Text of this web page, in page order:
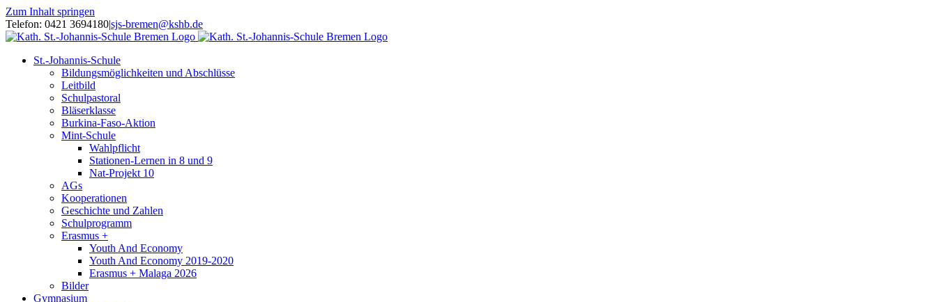
Zum Inhalt springen
Telefon: 0421 3694180|sjs-bremen@kshb.de
St.-Johannis-Schule
Bildungsmöglichkeiten und Abschlüsse
Leitbild
Schulpastoral
Bläserklasse
Burkina-Faso-Aktion
Mint-Schule
Wahlpflicht
Stationen-Lernen in 8 und 9
Nat-Projekt 10
AGs
Kooperationen
Geschichte und Zahlen
Schulprogramm
Erasmus +
Youth And Economy
Youth And Economy 2019-2020
Erasmus + Malaga 2026
Bilder
Gymnasium